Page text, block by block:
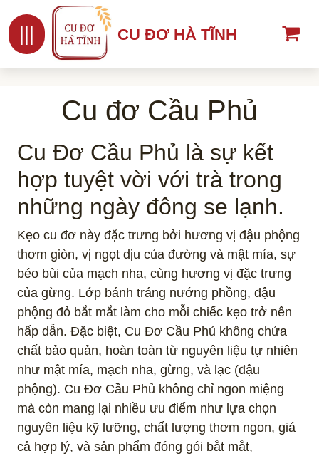
CU ĐƠ HÀ TĨNH
Cu đơ Cầu Phủ
Cu Đơ Cầu Phủ là sự kết
hợp tuyệt vời với trà trong
những ngày đông se lạnh.
Kẹo cu đơ này đặc trưng bởi hương vị đậu phộng
thơm giòn, vị ngọt dịu của đường và mật mía, sự
béo bùi của mạch nha, cùng hương vị đặc trưng
của gừng. Lớp bánh tráng nướng phồng, đậu
phộng đỏ bắt mắt làm cho mỗi chiếc kẹo trở nên
hấp dẫn. Đặc biệt, Cu Đơ Cầu Phủ không chứa
chất bảo quản, hoàn toàn từ nguyên liệu tự nhiên
như mật mía, mạch nha, gừng, và lạc (đậu
phộng). Cu Đơ Cầu Phủ không chỉ ngon miệng
mà còn mang lại nhiều ưu điểm như lựa chọn
nguyên liệu kỹ lưỡng, chất lượng thơm ngon, giá
cả hợp lý, và sản phẩm đóng gói bắt mắt,